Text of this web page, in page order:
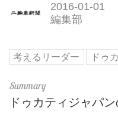
2016-01-01
編集部
考えるリーダー ドゥ
ドゥカティジャパ